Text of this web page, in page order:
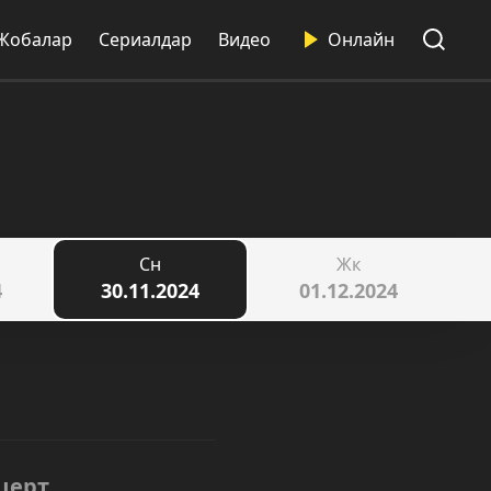
Сериалдар Видео Онлайн
Сн
30.11.2024
Жк
01.12.2024